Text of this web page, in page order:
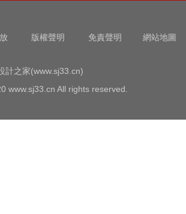
版權聲明 免責聲明 網站地圖
計之家(www.sj33.cn)
www.sj33.cn All rights reserved.